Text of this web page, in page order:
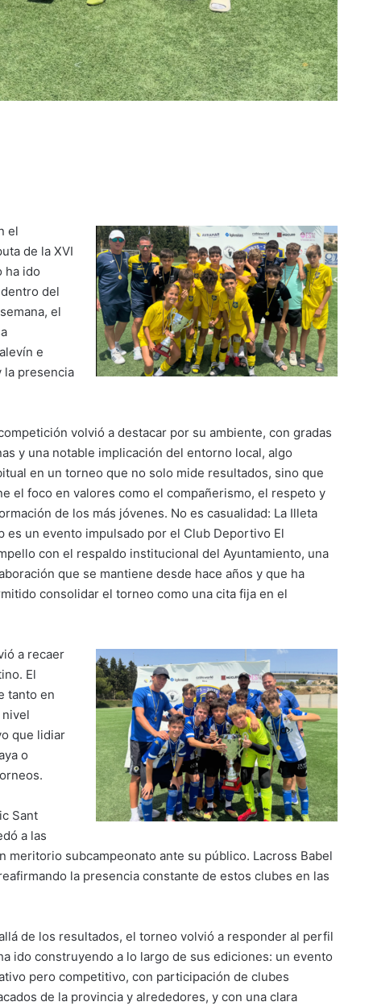
el
de la XVI
ha ido
del
el
e
la presencia
volvió a destacar por su ambiente, con gradas
y una notable implicación del entorno local, algo
en un torneo que no solo mide resultados, sino que
el foco en valores como el compañerismo, el respeto y
de los más jóvenes. No es casualidad: La Illeta
es un evento impulsado por el Club Deportivo El
con el respaldo institucional del Ayuntamiento, una
que se mantiene desde hace años y que ha
consolidar el torneo como una cita fija en el
a recaer
El
tanto en
que lidiar
o
Sant
a las
subcampeonato ante su público. Lacross Babel
la presencia constante de estos clubes en las
de los resultados, el torneo volvió a responder al perfil
ido construyendo a lo largo de sus ediciones: un evento
pero competitivo, con participación de clubes
de la provincia y alrededores, y con una clara